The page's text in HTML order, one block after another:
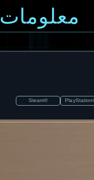
معلومات
Steam®